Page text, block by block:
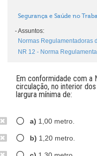
Segurança e Saúde no
-Assuntos:
Normas Regulamentadoras
NR 12 - Norma
Em conformidade com a
circulação, no interior
largura mínima de:
a) 1,00 metro.
b) 1,20 metro.